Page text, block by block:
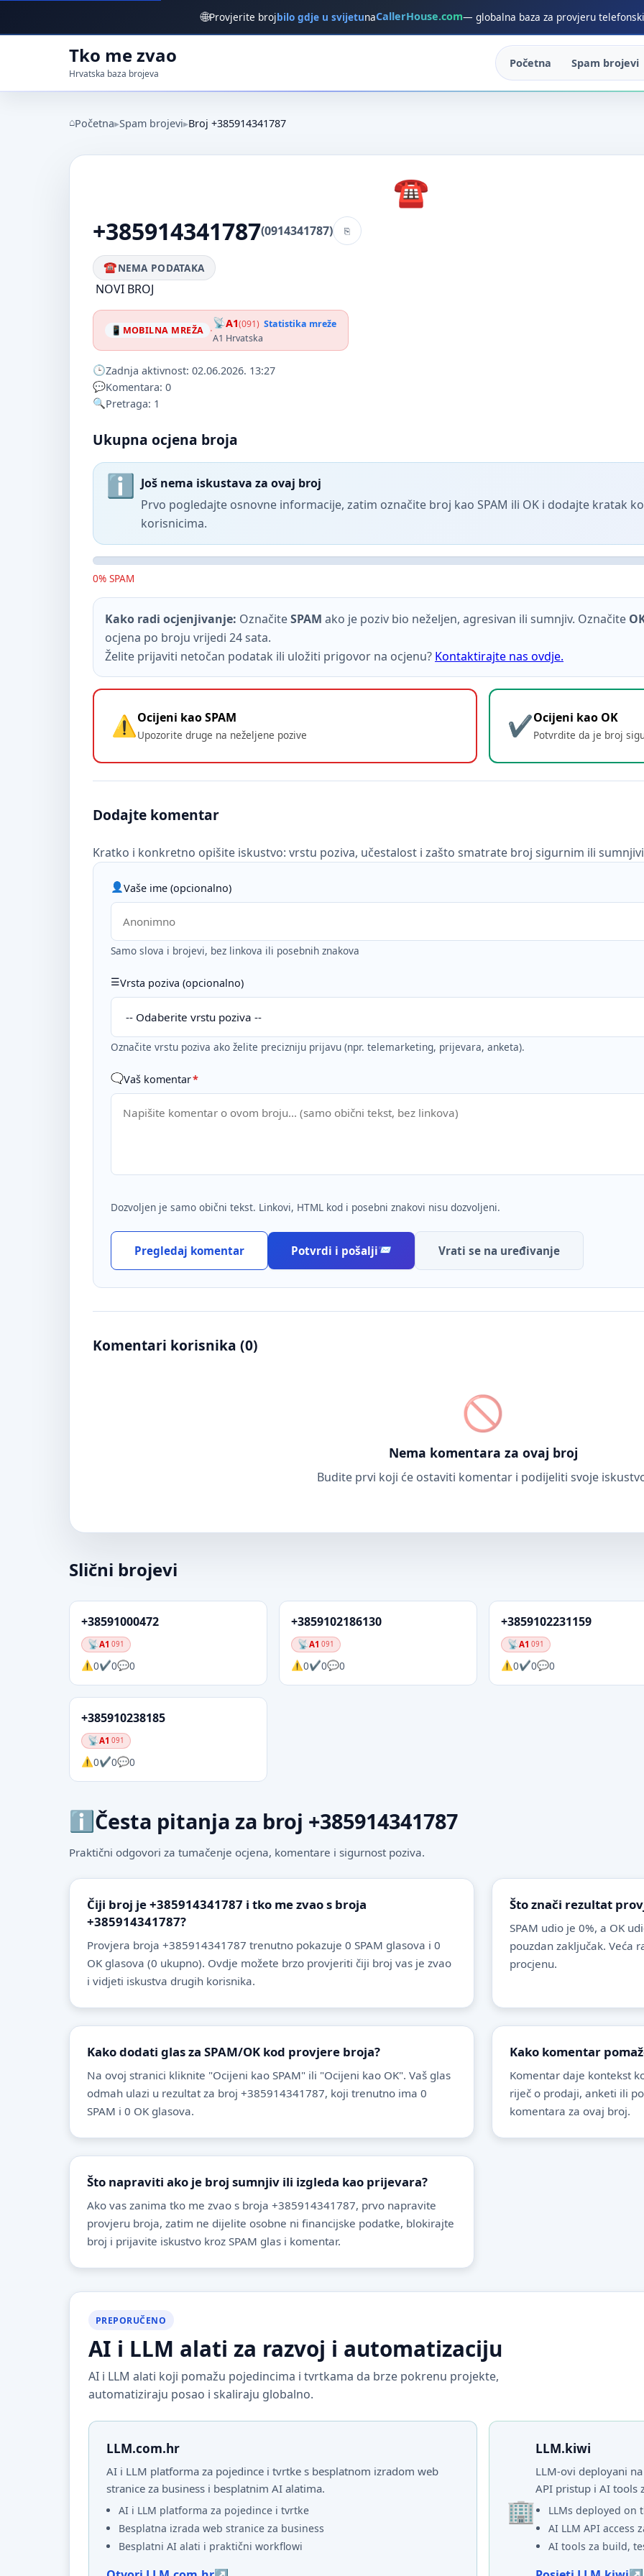
🌐Provjerite brojbilo gdje u svijetunaCallerHouse.com— globalna baza za provjeru
Tko me zvao
Hrvatska baza brojeva
Početna Spam brojevi
Početna Spam brojevi Broj +385914341787
+385914341787(0914341787)
NEMA PODATAKA
NOVI BROJ
MOBILNA MREŽA · A1(091) Statistika mreže
A1 Hrvatska
Zadnja aktivnost: 02.06.2026. 13:27
Komentara: 0
Pretraga: 1
Ukupna ocjena broja
Još nema iskustava za ovaj broj
Prvo pogledajte osnovne informacije, zatim označite broj kao SPAM ili OK i dodajte kratak
korisnicima.
0% SPAM
Kako radi ocjenjivanje: OznačiteSPAM ako je poziv bio neželjen, agresivan ili sumnjiv. Označite
ocjena po broju vrijedi 24 sata.
Želite prijaviti netočan podatak ili uložiti prigovor na ocjenu? Kontaktirajte nas ovdje.
Ocijeni kao SPAM
Upozorite druge na neželjene pozive
Ocijeni kao OK
Potvrdite da je broj
Dodajte komentar
Kratko i konkretno opišite iskustvo: vrstu poziva, učestalost i zašto smatrate broj sigurnim ili
Vaše ime (opcionalno)
Samo slova i brojevi, bez linkova ili posebnih znakova
Vrsta poziva (opcionalno)
Označite vrstu poziva ako želite precizniju prijavu (npr. telemarketing, prijevara, anketa).
Vaš komentar*
Dozvoljen je samo obični tekst. Linkovi, HTML kod i posebni znakovi nisu dozvoljeni.
Pregledaj komentar Potvrdi i pošalji Vrati se na uređivanje
Komentari korisnika (0)
Nema komentara za ovaj broj
Budite prvi koji će ostaviti komentar i podijeliti svoje
Slični brojevi
+38591000472
A1 091
0 0 0
+3859102186130
A1 091
0 0 0
+3859102231159
A1 091
0 0 0
+385910238185
A1 091
0 0 0
Česta pitanja za broj +385914341787
Praktični odgovori za tumačenje ocjena, komentare i sigurnost poziva.
Čiji broj je +385914341787 i tko me zvao s broja
+385914341787?
Provjera broja +385914341787 trenutno pokazuje 0 SPAM glasova i 0
OK glasova (0 ukupno). Ovdje možete brzo provjeriti čiji broj vas je zvao
i vidjeti iskustva drugih korisnika.
Što znači rezultat
SPAM udio je 0%, a OK
pouzdan zaključak. Veća
procjenu.
Kako dodati glas za SPAM/OK kod provjere broja?
Na ovoj stranici kliknite "Ocijeni kao SPAM" ili "Ocijeni kao OK". Vaš glas
odmah ulazi u rezultat za broj +385914341787, koji trenutno ima 0
SPAM i 0 OK glasova.
Kako komentar
Komentar daje kontekst
riječ o prodaji, anketi ili
komentara za ovaj broj.
Što napraviti ako je broj sumnjiv ili izgleda kao prijevara?
Ako vas zanima tko me zvao s broja +385914341787, prvo napravite
provjeru broja, zatim ne dijelite osobne ni financijske podatke, blokirajte
broj i prijavite iskustvo kroz SPAM glas i komentar.
PREPORUČENO
AI i LLM alati za razvoj i automatizaciju
AI i LLM alati koji pomažu pojedincima i tvrtkama da brze pokrenu projekte,
automatiziraju posao i skaliraju globalno.
LLM.com.hr
AI i LLM platforma za pojedince i tvrtke s besplatnom izradom web
stranice za business i besplatnim AI alatima.
AI i LLM platforma za pojedince i tvrtke
Besplatna izrada web stranice za business
Besplatni AI alati i praktični workflowi
LLM.kiwi
LLM-ovi deployani
API pristup i AI tools
LLMs deployed on
AI LLM API access
AI tools za build,